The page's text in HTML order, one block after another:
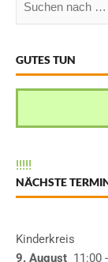
GUTES TUN
!!!!!
NÄCHSTE
Kinderkreis
9. August 11:00